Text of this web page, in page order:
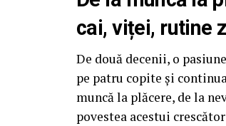
cai, viței, rutine
De două decenii, o
pe patru copite și
muncă la plăcere, de la
povestea acestui